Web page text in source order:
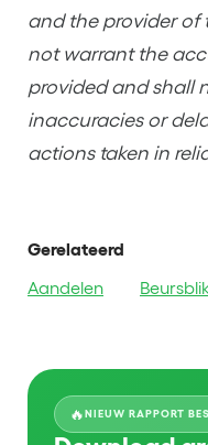
and the provider of
not warrant the
provided and shall
inaccuracies or
actions taken in
Gerelateerd
Aandelen
🔥NIEUW RAPPORT